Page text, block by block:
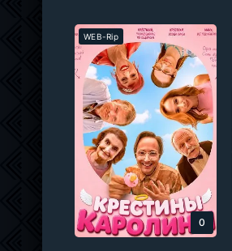
WEB-Rip
0